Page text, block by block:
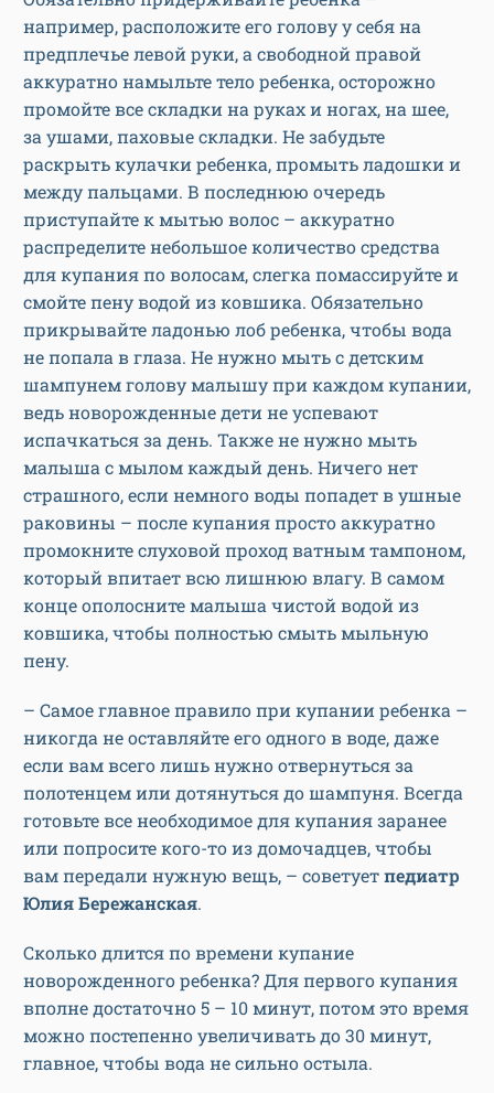
например, расположите его голову у себя на
предплечье левой руки, а свободной правой
аккуратно намыльте тело ребенка, осторожно
промойте все складки на руках и ногах, на шее,
за ушами, паховые складки. Не забудьте
раскрыть кулачки ребенка, промыть ладошки и
между пальцами. В последнюю очередь
приступайте к мытью волос – аккуратно
распределите небольшое количество средства
для купания по волосам, слегка помассируйте и
смойте пену водой из ковшика. Обязательно
прикрывайте ладонью лоб ребенка, чтобы вода
не попала в глаза. Не нужно мыть с детским
шампунем голову малышу при каждом купании,
ведь новорожденные дети не успевают
испачкаться за день. Также не нужно мыть
малыша с мылом каждый день. Ничего нет
страшного, если немного воды попадет в ушные
раковины – после купания просто аккуратно
промокните слуховой проход ватным тампоном,
который впитает всю лишнюю влагу. В самом
конце ополосните малыша чистой водой из
ковшика, чтобы полностью смыть мыльную
пену.
– Самое главное правило при купании ребенка –
никогда не оставляйте его одного в воде, даже
если вам всего лишь нужно отвернуться за
полотенцем или дотянуться до шампуня. Всегда
готовьте все необходимое для купания заранее
или попросите кого-то из домочадцев, чтобы
вам передали нужную вещь, – советуетпедиатр
Юлия Бережанская.
Сколько длится по времени купание
новорожденного ребенка? Для первого купания
вполне достаточно 5 – 10 минут, потом это время
можно постепенно увеличивать до 30 минут,
главное, чтобы вода не сильно остыла.